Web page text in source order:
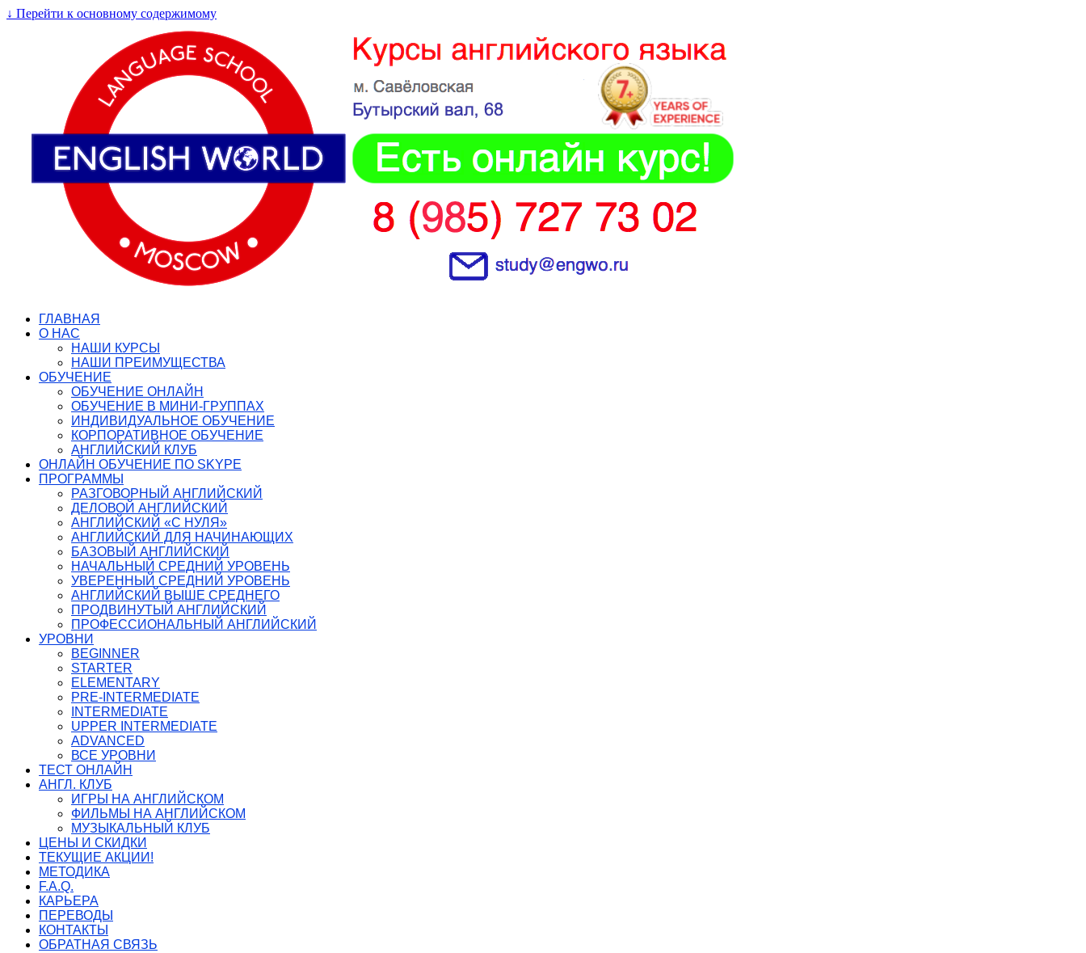
↓ Перейти к основному содержимому
ГЛАВНАЯ
О НАС
НАШИ КУРСЫ
НАШИ ПРЕИМУЩЕСТВА
ОБУЧЕНИЕ
ОБУЧЕНИЕ ОНЛАЙН
ОБУЧЕНИЕ В МИНИ-ГРУППАХ
ИНДИВИДУАЛЬНОЕ ОБУЧЕНИЕ
КОРПОРАТИВНОЕ ОБУЧЕНИЕ
АНГЛИЙСКИЙ КЛУБ
ОНЛАЙН ОБУЧЕНИЕ ПО SKYPE
ПРОГРАММЫ
РАЗГОВОРНЫЙ АНГЛИЙСКИЙ
ДЕЛОВОЙ АНГЛИЙСКИЙ
АНГЛИЙСКИЙ «С НУЛЯ»
АНГЛИЙСКИЙ ДЛЯ НАЧИНАЮЩИХ
БАЗОВЫЙ АНГЛИЙСКИЙ
НАЧАЛЬНЫЙ СРЕДНИЙ УРОВЕНЬ
УВЕРЕННЫЙ СРЕДНИЙ УРОВЕНЬ
АНГЛИЙСКИЙ ВЫШЕ СРЕДНЕГО
ПРОДВИНУТЫЙ АНГЛИЙСКИЙ
ПРОФЕССИОНАЛЬНЫЙ АНГЛИЙСКИЙ
УРОВНИ
BEGINNER
STARTER
ELEMENTARY
PRE-INTERMEDIATE
INTERMEDIATE
UPPER INTERMEDIATE
ADVANCED
ВСЕ УРОВНИ
ТЕСТ ОНЛАЙН
АНГЛ. КЛУБ
ИГРЫ НА АНГЛИЙСКОМ
ФИЛЬМЫ НА АНГЛИЙСКОМ
МУЗЫКАЛЬНЫЙ КЛУБ
ЦЕНЫ И СКИДКИ
ТЕКУЩИЕ АКЦИИ!
МЕТОДИКА
F.A.Q.
КАРЬЕРА
ПЕРЕВОДЫ
КОНТАКТЫ
ОБРАТНАЯ СВЯЗЬ